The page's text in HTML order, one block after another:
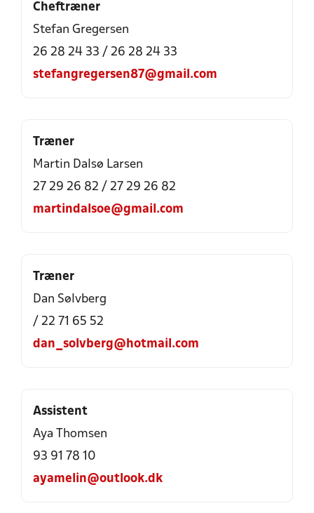
Cheftræner
Stefan Gregersen
26 28 24 33 / 26 28 24 33
stefangregersen87@gmail.com
Træner
Martin Dalsø Larsen
27 29 26 82 / 27 29 26 82
martindalsoe@gmail.com
Træner
Dan Sølvberg
/ 22 71 65 52
dan_solvberg@hotmail.com
Assistent
Aya Thomsen
93 91 78 10
ayamelin@outlook.dk